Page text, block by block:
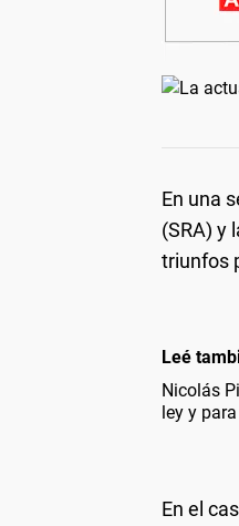
En una
(SRA) y
triunfos
Leé
Nicolás
ley y
En el